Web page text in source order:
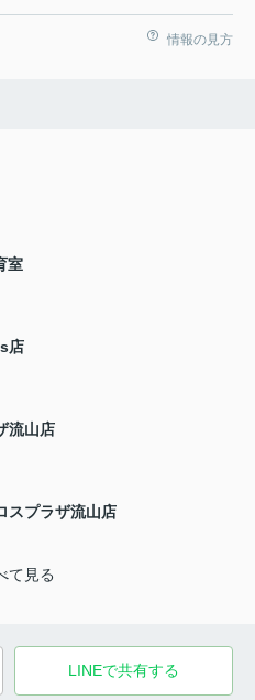
情報の見方
室
店
流山店
プラザ流山店
て見る
LINEで共有する